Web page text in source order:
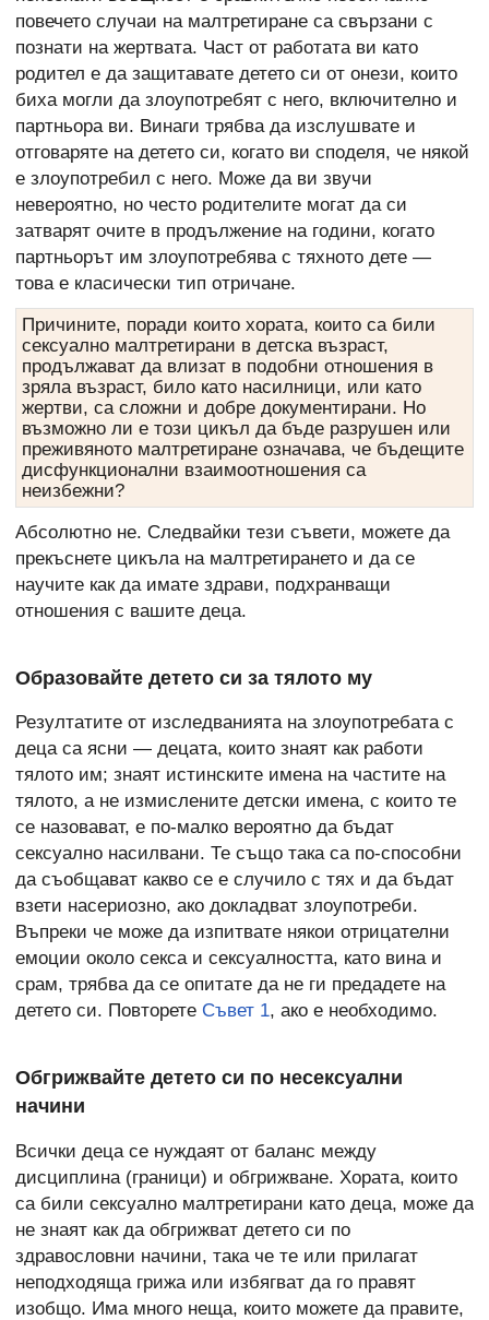
повечето случаи на малтретиране са свързани с
познати на жертвата. Част от работата ви като
родител е да защитавате детето си от онези, които
биха могли да злоупотребят с него, включително и
партньора ви. Винаги трябва да изслушвате и
отговаряте на детето си, когато ви споделя, че някой
е злоупотребил с него. Може да ви звучи
невероятно, но често родителите могат да си
затварят очите в продължение на години, когато
партньорът им злоупотребява с тяхното дете —
това е класически тип отричане.
Причините, поради които хората, които са били
сексуално малтретирани в детска възраст,
продължават да влизат в подобни отношения в
зряла възраст, било като насилници, или като
жертви, са сложни и добре документирани. Но
възможно ли е този цикъл да бъде разрушен или
преживяното малтретиране означава, че бъдещите
дисфункционални взаимоотношения са
неизбежни?
Абсолютно не. Следвайки тези съвети, можете да
прекъснете цикъла на малтретирането и да се
научите как да имате здрави, подхранващи
отношения с вашите деца.
Образовайте детето си за тялото му
Резултатите от изследванията на злоупотребата с
деца са ясни — децата, които знаят как работи
тялото им; знаят истинските имена на частите на
тялото, а не измислените детски имена, с които те
се назовават, е по-малко вероятно да бъдат
сексуално насилвани. Те също така са по-способни
да съобщават какво се е случило с тях и да бъдат
взети насериозно, ако докладват злоупотреби.
Въпреки че може да изпитвате някои отрицателни
емоции около секса и сексуалността, като вина и
срам, трябва да се опитате да не ги предадете на
детето си. Повторете Съвет 1, ако е необходимо.
Обгрижвайте детето си по несексуални
начини
Всички деца се нуждаят от баланс между
дисциплина (граници) и обгрижване. Хората, които
са били сексуално малтретирани като деца, може да
не знаят как да обгрижват детето си по
здравословни начини, така че те или прилагат
неподходяща грижа или избягват да го правят
изобщо. Има много неща, които можете да правите,